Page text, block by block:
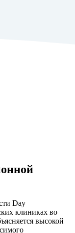
Day
клиниках во
высокой